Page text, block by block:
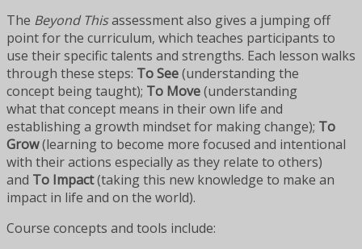
The Beyond Thisassessment also gives a jumping off
point for the curriculum, which teaches participants to
use their specific talents and strengths. Each lesson walks
through these steps: To See(understanding the
concept being taught); To Move(understanding
what that concept means in their own life and
establishing a growth mindset for making change); To
Grow(learning to become more focused and intentional
with their actions especially as they relate to others)
and To Impact(taking this new knowledge to make an
impact in life and on the world).
Course concepts and tools include: